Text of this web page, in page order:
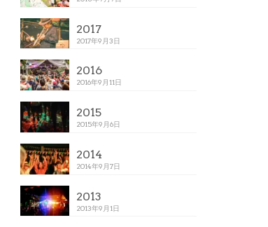
2017
2017年9月3日
2016
2016年9月11日
2015
2015年9月6日
2014
2014年9月7日
2013
2013年9月1日